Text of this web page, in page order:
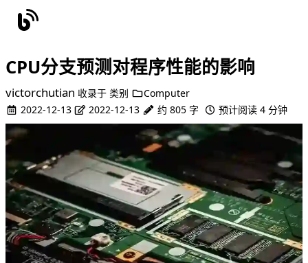
CPU分支预测对程序性能的影响
victorchutian 收录于 类别
Computer
2022-12-13
2022-12-13 约 805 字 预计阅读 4 分钟